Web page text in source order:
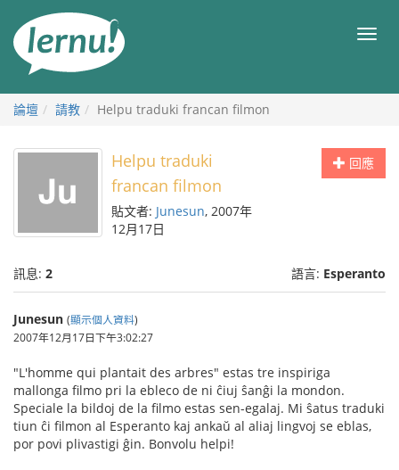
目
論壇 請教 Helpu traduki francan filmon
回應
Helpu traduki
francan filmon
貼文者: Junesun, 2007年
12月17日
訊息: 2 語言: Esperanto
Junesun (顯示個人資料)
2007年12月17日下午3:02:27
"L'homme qui plantait des arbres" estas tre inspiriga
mallonga filmo pri la ebleco de ni ĉiuj ŝanĝi la mondon.
Speciale la bildoj de la filmo estas sen-egalaj. Mi ŝatus traduki
tiun ĉi filmon al Esperanto kaj ankaŭ al aliaj lingvoj se eblas,
por povi plivastigi ĝin. Bonvolu helpi!